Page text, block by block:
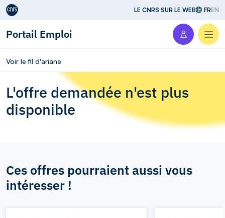
Aller au contenu LE CNRS SUR LE WEB FREN
Portail Emploi
Voir le fil d'ariane
L'offre demandée n'est plus
disponible
Ces offres pourraient aussi vous
intéresser !